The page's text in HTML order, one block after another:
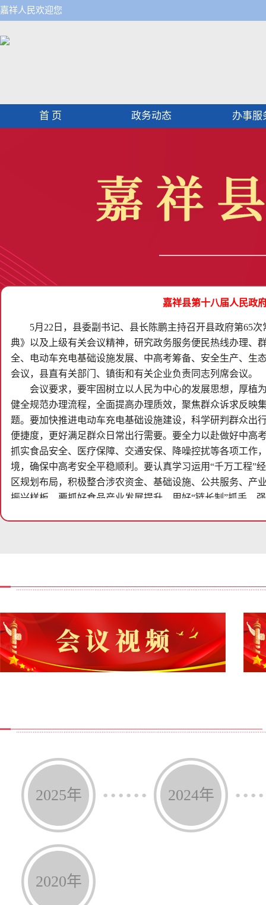
嘉祥人民欢迎您
首 页 政务动态 办事服
嘉祥县第十八届人民政
5月22日，县委副书记、县长陈鹏主持召开县政府第65
典》以及上级有关会议精神，研究政务服务便民热线办理、
全、电动车充电基础设施发展、中高考筹备、安全生产、生
会议，县直有关部门、镇街和有关企业负责同志列席会议。
会议要求，要牢固树立以人民为中心的发展思想，厚植
健全规范办理流程，全面提高办理质效，聚焦群众诉求反映
题。要加快推进电动车充电基础设施建设，科学研判群众出
便捷度，更好满足群众日常出行需要。要全力以赴做好中高
抓实食品安全、医疗保障、交通安保、降噪控扰等各项工作
境，确保中高考安全平稳顺利。要认真学习运用“千万工程”
区规划布局，积极整合涉农资金、基础设施、公共服务、产
振兴样板。要抓好食品产业发展提升，用好“链长制”抓手，
“飙车炸街”等违法行为，扎实开展非法改装专项治理，常态
问题整改，持续改善县域环境质量。要深化群众身边不正之
施，办好系列民生实事，切实提升人民群众幸福感、获得感
会议还研究了其他事项。
【视频播报】嘉祥县第十八届人民政府第65次常务会议
2025年 ······ 2024年
2020年